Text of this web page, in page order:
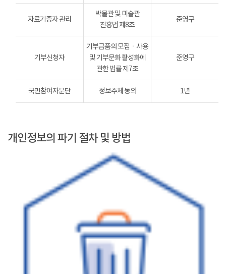
자료기증자 관리
박물관 및 미술관
진흥법 제8조
준영구
기부신청자
기부금품의 모집ㆍ사용
및 기부문화 활성화에
관한 법률 제7조
준영구
국민참여자문단 정보주체 동의 1년
개인정보의 파기 절차 및 방법